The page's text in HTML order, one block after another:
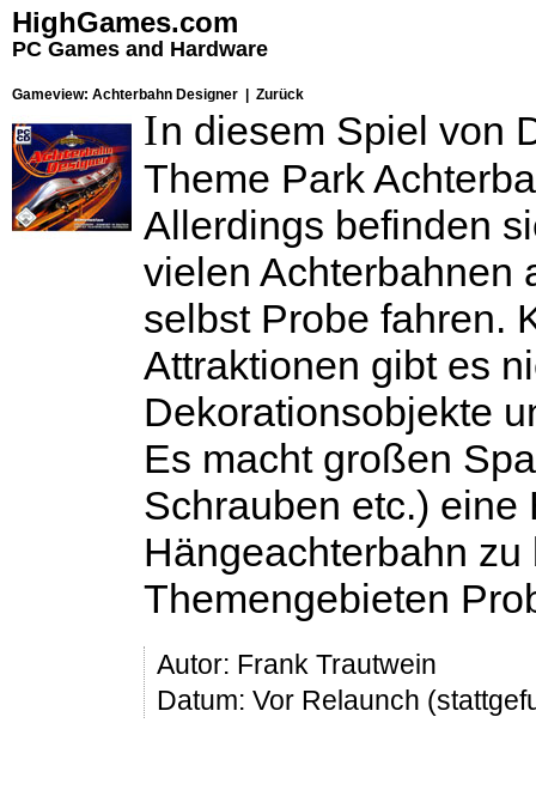
HighGames.com
PC Games and Hardware
Gameview: Achterbahn Designer | Zurück
In diesem Spiel von
Theme Park
Allerdings befinden
vielen Achterbahnen
selbst Probe fahren.
Attraktionen gibt es
Dekorationsobjekte
Es macht großen
Schrauben etc.) eine
Hängeachterbahn
Themengebieten
Autor: Frank Trautwein
Datum: Vor Relaunch